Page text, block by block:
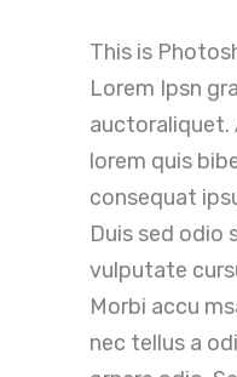
This is
Lorem Ipsn
auctoraliquet.
lorem quis
consequat
Duis sed odio
vulputate
Morbi accu
nec tellus a